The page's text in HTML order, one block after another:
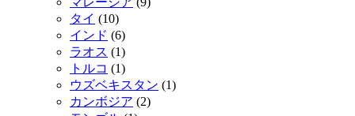
タイ (10)
インド (6)
ラオス (1)
トルコ (1)
ウズベキスタン (1)
カンボジア (2)